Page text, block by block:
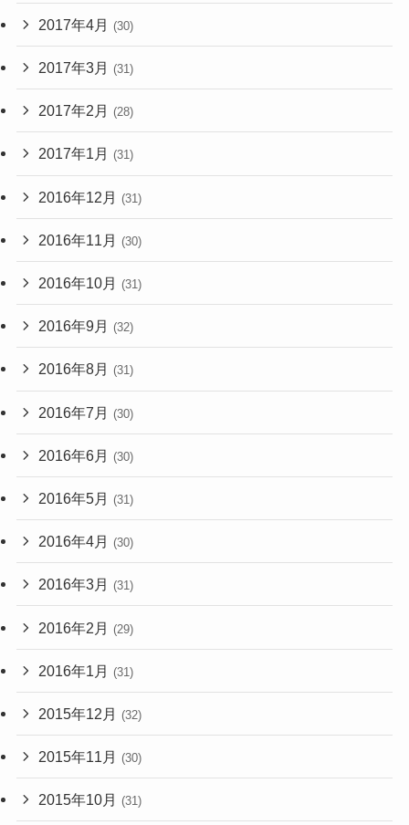
2017年4月 (30)
2017年3月 (31)
2017年2月 (28)
2017年1月 (31)
2016年12月 (31)
2016年11月 (30)
2016年10月 (31)
2016年9月 (32)
2016年8月 (31)
2016年7月 (30)
2016年6月 (30)
2016年5月 (31)
2016年4月 (30)
2016年3月 (31)
2016年2月 (29)
2016年1月 (31)
2015年12月 (32)
2015年11月 (30)
2015年10月 (31)